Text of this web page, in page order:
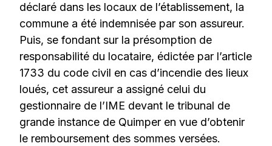
déclaré dans les locaux de l’établissement, la
commune a été indemnisée par son assureur.
Puis, se fondant sur la présomption de
responsabilité du locataire, édictée par l’article
1733 du code civil en cas d’incendie des lieux
loués, cet assureur a assigné celui du
gestionnaire de l’IME devant le tribunal de
grande instance de Quimper en vue d’obtenir
le remboursement des sommes versées.